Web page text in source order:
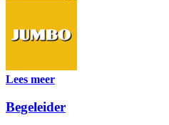
Lees meer
Begeleider